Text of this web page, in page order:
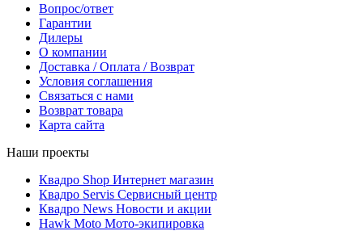
Вопрос/ответ
Гарантии
Дилеры
О компании
Доставка / Оплата / Возврат
Условия соглашения
Связаться с нами
Возврат товара
Карта сайта
Наши проекты
Квадро Shop Интернет магазин
Квадро Servis Сервисный центр
Квадро News Новости и акции
Hawk Moto Мото-экипировка